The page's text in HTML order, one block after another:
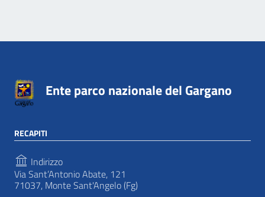
Ente parco nazionale del Gargano
RECAPITI
Indirizzo
Via Sant’Antonio Abate, 121
71037, Monte Sant'Angelo (Fg)